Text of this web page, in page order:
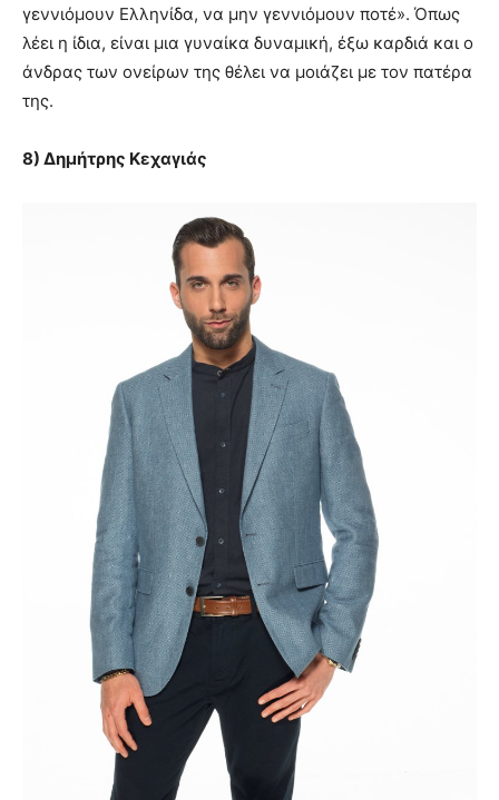
γεννιόμουν Ελληνίδα, να μην γεννιόμουν ποτέ». Όπως
λέει η ίδια, είναι μια γυναίκα δυναμική, έξω καρδιά και ο
άνδρας των ονείρων της θέλει να μοιάζει με τον πατέρα
της.
8) Δημήτρης Κεχαγιάς